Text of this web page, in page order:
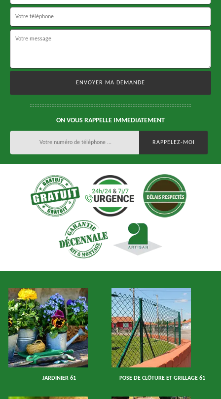
ON VOUS RAPPELLE IMMEDIATEMENT
JARDINIER 61 POSE DE CLÔTURE ET GRILLAGE 61